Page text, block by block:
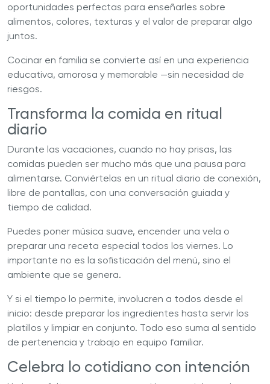
oportunidades perfectas para enseñarles sobre
alimentos, colores, texturas y el valor de preparar algo
juntos.
Cocinar en familia se convierte así en una experiencia
educativa, amorosa y memorable —sin necesidad de
riesgos.
Transforma la comida en ritual
diario
Durante las vacaciones, cuando no hay prisas, las
comidas pueden ser mucho más que una pausa para
alimentarse. Conviértelas en un ritual diario de conexión,
libre de pantallas, con una conversación guiada y
tiempo de calidad.
Puedes poner música suave, encender una vela o
preparar una receta especial todos los viernes. Lo
importante no es la sofisticación del menú, sino el
ambiente que se genera.
Y si el tiempo lo permite, involucren a todos desde el
inicio: desde preparar los ingredientes hasta servir los
platillos y limpiar en conjunto. Todo eso suma al sentido
de pertenencia y trabajo en equipo familiar.
Celebra lo cotidiano con intención